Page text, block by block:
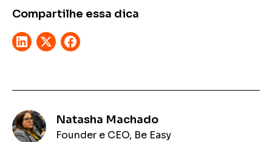
Compartilhe essa dica
Natasha Machado
Founder e CEO, Be Easy